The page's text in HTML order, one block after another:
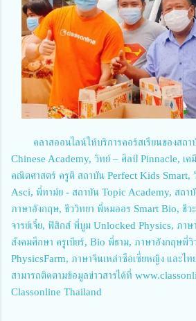
คลาสออนไลน์ให้บริการคอร์สเรียนของสถ
Chinese Academy, วิทย์ – ศิลป์ Pinnacle, เค
คณิตศาสตร์ ครูติ สถาบัน Perfect Kids Smart,
Asci, พี่ทาม์ย - สถาบัน Topic Academy, สถา
ภาษาอังกฤษ, ชีววิทยา พี่หมออร Smart Bio, ชี
จารย์เจี๋ย, ฟิสิกส์ พี่บูม Unlocked Physics, ภาษ
สังคมศึกษา ครูเบียร์, Bio พี่ธาม, ภาษาอังกฤษพี่
PhysicsFarm, ภาษาจีนเหล่าซือเซี่ยหญิง และไ
สามารถติดตามข้อมูลข่าวสารได้ที่
Classonline Thailand